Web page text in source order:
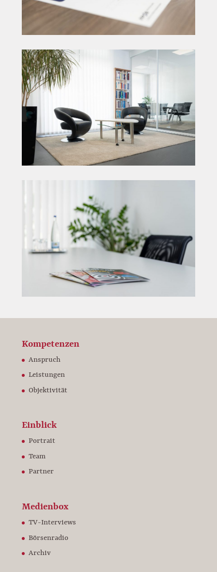
Kompetenzen
Anspruch
Leistungen
Objektivität
Einblick
Portrait
Team
Partner
Medienbox
TV-Interviews
Börsenradio
Archiv